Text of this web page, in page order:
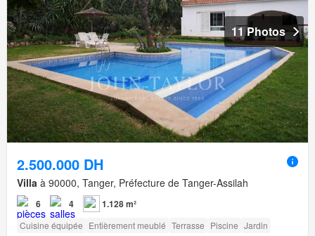
11 Photos
2.500.000 DH
Villa à 90000, Tanger, Préfecture de Tanger-Assilah
6 4 1.128 m²
Cuisine équipée Entièrement meublé Terrasse Piscine Jardin